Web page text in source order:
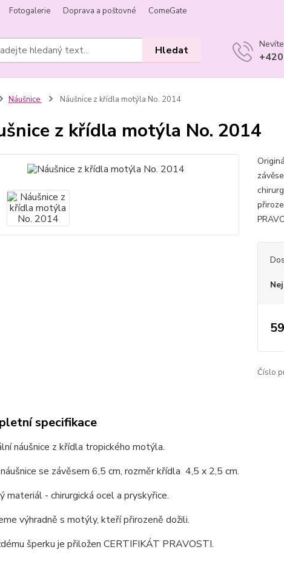
Fotogalerie Doprava a poštovné ComeGate
Hledat
Náušnice Náušnice z křídla motýla No. 2014
z křídla motýla No. 2014
Číslo
specifikace
náušnice z křídla tropického motýla.
se závěsem 6,5 cm, rozměr křídla 4,5 x 2,5 cm.
materiál - chirurgická ocel a pryskyřice.
výhradně s motýly, kteří přirozeně dožili.
šperku je přiložen CERTIFIKÁT PRAVOSTI.